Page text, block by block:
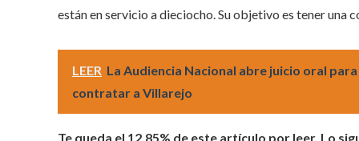
están en servicio a dieciocho. Su objetivo es tener una
LEER La Audiencia Nacional abre juicio oral
contratar a Villarejo
Te queda el 12,85% de este artículo por leer. Lo